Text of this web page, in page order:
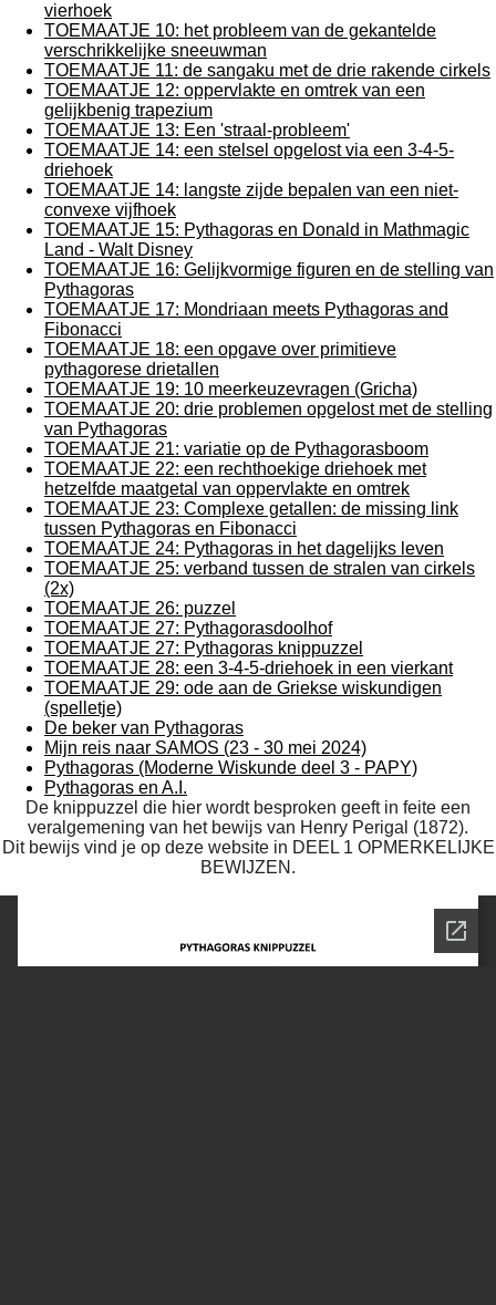
vierhoek
TOEMAATJE 10: het probleem van de gekantelde
verschrikkelijke sneeuwman
TOEMAATJE 11: de sangaku met de drie rakende cirkels
TOEMAATJE 12: oppervlakte en omtrek van een
gelijkbenig trapezium
TOEMAATJE 13: Een 'straal-probleem'
TOEMAATJE 14: een stelsel opgelost via een 3-4-5-
driehoek
TOEMAATJE 14: langste zijde bepalen van een niet-
convexe vijfhoek
TOEMAATJE 15: Pythagoras en Donald in Mathmagic
Land - Walt Disney
TOEMAATJE 16: Gelijkvormige figuren en de stelling van
Pythagoras
TOEMAATJE 17: Mondriaan meets Pythagoras and
Fibonacci
TOEMAATJE 18: een opgave over primitieve
pythagorese drietallen
TOEMAATJE 19: 10 meerkeuzevragen (Gricha)
TOEMAATJE 20: drie problemen opgelost met de stelling
van Pythagoras
TOEMAATJE 21: variatie op de Pythagorasboom
TOEMAATJE 22: een rechthoekige driehoek met
hetzelfde maatgetal van oppervlakte en omtrek
TOEMAATJE 23: Complexe getallen: de missing link
tussen Pythagoras en Fibonacci
TOEMAATJE 24: Pythagoras in het dagelijks leven
TOEMAATJE 25: verband tussen de stralen van cirkels
(2x)
TOEMAATJE 26: puzzel
TOEMAATJE 27: Pythagorasdoolhof
TOEMAATJE 27: Pythagoras knippuzzel
TOEMAATJE 28: een 3-4-5-driehoek in een vierkant
TOEMAATJE 29: ode aan de Griekse wiskundigen
(spelletje)
De beker van Pythagoras
Mijn reis naar SAMOS (23 - 30 mei 2024)
Pythagoras (Moderne Wiskunde deel 3 - PAPY)
Pythagoras en A.I.
De knippuzzel die hier wordt besproken geeft in feite een
veralgemening van het bewijs van Henry Perigal (1872).
Dit bewijs vind je op deze website in DEEL 1 OPMERKELIJKE
BEWIJZEN.